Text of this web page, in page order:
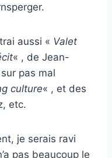
aussi « Valet
« , de Jean-
pas mal
culture« , et des
etc.
je serais ravi
pas beaucoup le